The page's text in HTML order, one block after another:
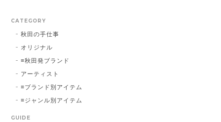
CATEGORY
秋田の手仕事
オリジナル
≡秋田発ブランド
アーティスト
≡ブランド別アイテム
≡ジャンル別アイテム
GUIDE